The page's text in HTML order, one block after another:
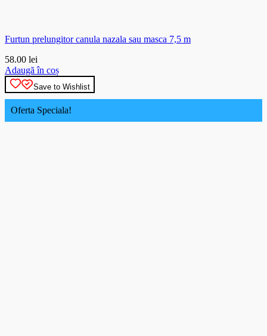
Furtun prelungitor canula nazala sau masca 7,5 m
58.00 lei
Adaugă în coș
Save to Wishlist
Oferta Speciala!